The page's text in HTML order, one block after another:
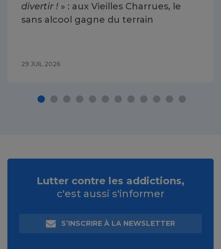
divertir ! » : aux Vieilles Charrues, le
sans alcool gagne du terrain
29 JUIL 2026
Lutter contre les addictions,
c'est aussi s'informer
S’INSCRIRE À LA NEWSLETTER